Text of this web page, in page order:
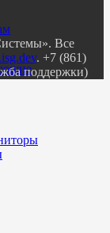
Все
. +7 (861)
поддержки)